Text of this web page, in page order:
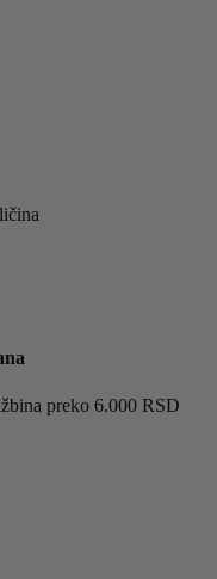
preko 6.000 RSD